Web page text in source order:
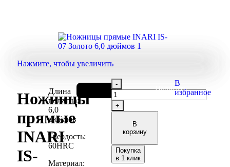
Нажмите, чтобы увеличить
Ножницы
прямые
INARI
IS-
Длина
полотна:
6,0
дюймов
Твердость:
60HRC
Материал:
₽
В
корзину
Покупка
в 1 клик
Написать
В
избранное